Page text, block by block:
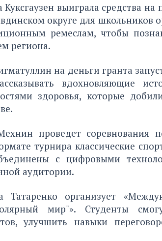
выиграла средства на
округе для школьников
ремеслам, чтобы
региона.
на деньги гранта
вдохновляющие
здоровья, которые
проведет соревнования
турнира классические
с цифровыми
аудитории.
Татаренко организует
мир"». Студенты
улучшить навыки